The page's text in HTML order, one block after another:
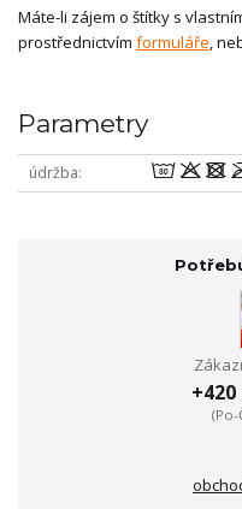
Máte-li zájem o štítky s
prostřednictvím formuláře,
Parametry
údržba
+420